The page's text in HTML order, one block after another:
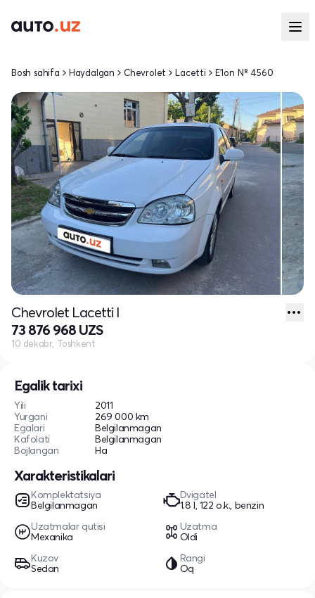
Egalik tarixi
Yili
2011
Yurgani
269 000 km
Egalari
Belgilanmagan
Kafolati
Belgilanmagan
Bojlangan
Ha
Xarakteristikalari
Komplektatsiya
Belgilanmagan
Dvigatel
1.8 l, 122 o.k., benzin
Uzatmalar qutisi
Mexanika
Uzatma
Oldi
Kuzov
Sedan
Rangi
Oq
Bosh sahifa Haydalgan Chevrolet Lacetti E'lon № 4560
Chevrolet Lacetti I
73 876 968 UZS
10 dekabr, Toshkent